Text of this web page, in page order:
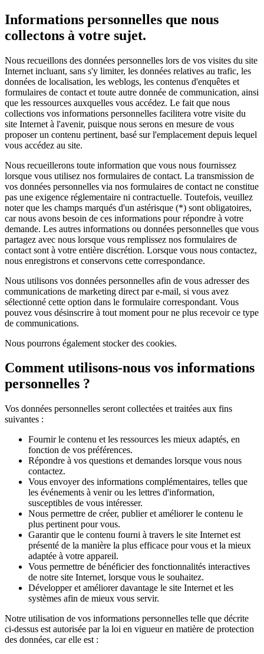
Informations personnelles que nous
collectons à votre sujet.
Nous recueillons des données personnelles lors de vos visites du site
Internet incluant, sans s'y limiter, les données relatives au trafic, les
données de localisation, les weblogs, les contenus d'enquêtes et
formulaires de contact et toute autre donnée de communication, ainsi
que les ressources auxquelles vous accédez. Le fait que nous
collections vos informations personnelles facilitera votre visite du
site Internet à l'avenir, puisque nous serons en mesure de vous
proposer un contenu pertinent, basé sur l'emplacement depuis lequel
vous accédez au site.
Nous recueillerons toute information que vous nous fournissez
lorsque vous utilisez nos formulaires de contact. La transmission de
vos données personnelles via nos formulaires de contact ne constitue
pas une exigence réglementaire ni contractuelle. Toutefois, veuillez
noter que les champs marqués d'un astérisque (*) sont obligatoires,
car nous avons besoin de ces informations pour répondre à votre
demande. Les autres informations ou données personnelles que vous
partagez avec nous lorsque vous remplissez nos formulaires de
contact sont à votre entière discrétion. Lorsque vous nous contactez,
nous enregistrons et conservons cette correspondance.
Nous utilisons vos données personnelles afin de vous adresser des
communications de marketing direct par e-mail, si vous avez
sélectionné cette option dans le formulaire correspondant. Vous
pouvez vous désinscrire à tout moment pour ne plus recevoir ce type
de communications.
Nous pourrons également stocker des cookies.
Comment utilisons-nous vos informations
personnelles ?
Vos données personnelles seront collectées et traitées aux fins
suivantes :
Fournir le contenu et les ressources les mieux adaptés, en
fonction de vos préférences.
Répondre à vos questions et demandes lorsque vous nous
contactez.
Vous envoyer des informations complémentaires, telles que
les événements à venir ou les lettres d'information,
susceptibles de vous intéresser.
Nous permettre de créer, publier et améliorer le contenu le
plus pertinent pour vous.
Garantir que le contenu fourni à travers le site Internet est
présenté de la manière la plus efficace pour vous et la mieux
adaptée à votre appareil.
Vous permettre de bénéficier des fonctionnalités interactives
de notre site Internet, lorsque vous le souhaitez.
Développer et améliorer davantage le site Internet et les
systèmes afin de mieux vous servir.
Notre utilisation de vos informations personnelles telle que décrite
ci-dessus est autorisée par la loi en vigueur en matière de protection
des données, car elle est :